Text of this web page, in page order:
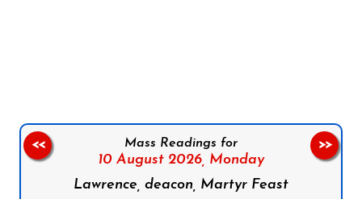
Mass Readings for
10 August 2026, Monday
Lawrence, deacon, Martyr Feast
<< >>